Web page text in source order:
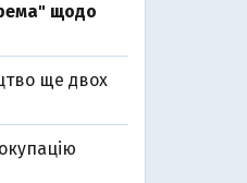
щодо
ще двох